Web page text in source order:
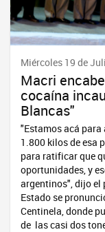
Miércoles 19 de
Macri
cocaína
Blancas"
"Estamos acá
1.800 kilos de esa
para ratificar que
oportunidades, y
argentinos", dijo el
Estado se
Centinela, donde
de las casi dos